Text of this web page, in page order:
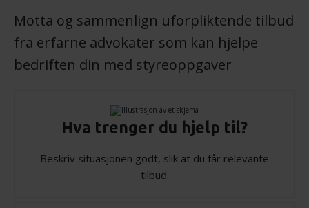
Motta og sammenlign uforpliktende tilbud
fra erfarne advokater som kan hjelpe
bedriften din med styreoppgaver
Hva trenger du hjelp til?
Beskriv situasjonen godt, slik at du får relevante
tilbud.